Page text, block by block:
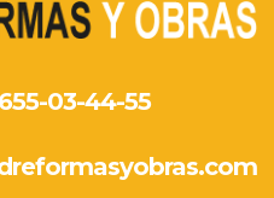
03-44-55